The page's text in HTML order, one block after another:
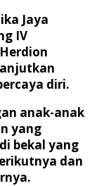
Jaya
IV
diri.
anak-anak
yang
bekal yang
dan